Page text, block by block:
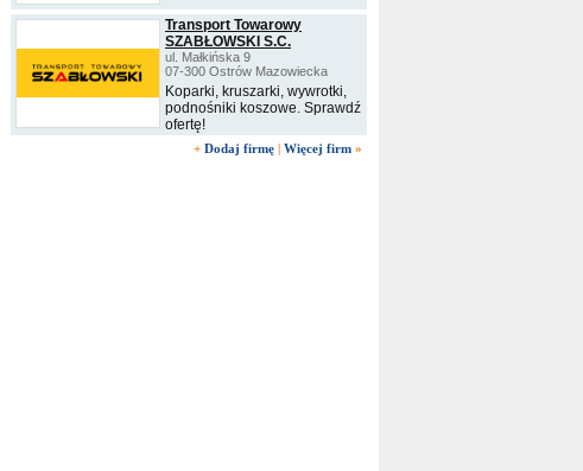
Transport Towarowy
SZABŁOWSKI S.C.
ul. Małkińska 9
07-300 Ostrów Mazowiecka
Koparki, kruszarki, wywrotki,
podnośniki koszowe. Sprawdź
ofertę!
+ Dodaj firmę | Więcej firm »